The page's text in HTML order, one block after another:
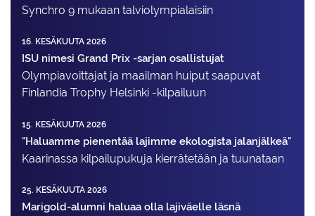
Synchro 9 mukaan talviolympialaisiin
16. KESÄKUUTA 2026
ISU nimesi Grand Prix -sarjan osallistujat
Olympiavoittajat ja maailman huiput saapuvat
Finlandia Trophy Helsinki -kilpailuun
15. KESÄKUUTA 2026
"Haluamme pienentää lajimme ekologista jalanjälkeä"
Kaarinassa kilpailupukuja kierrätetään ja tuunataan
25. KESÄKUUTA 2026
Marigold-alumni haluaa olla lajiväelle läsnä